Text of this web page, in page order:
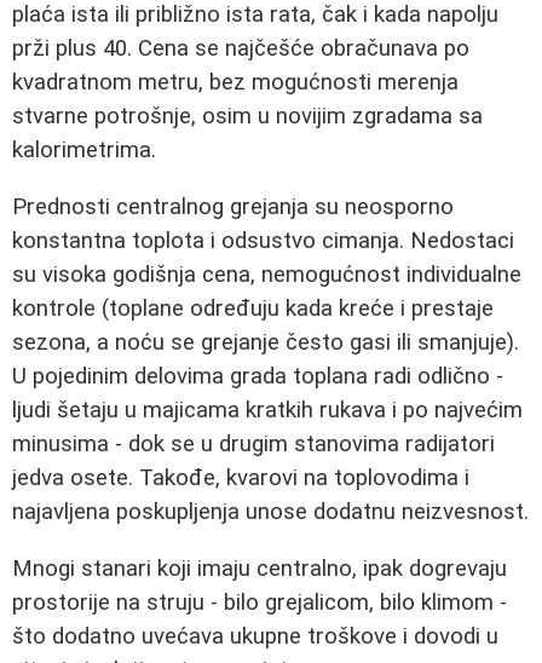
plaća ista ili približno ista rata, čak i kada napolju
prži plus 40. Cena se najčešće obračunava po
kvadratnom metru, bez mogućnosti merenja
stvarne potrošnje, osim u novijim zgradama sa
kalorimetrima.
Prednosti centralnog grejanja su neosporno
konstantna toplota i odsustvo cimanja. Nedostaci
su visoka godišnja cena, nemogućnost individualne
kontrole (toplane određuju kada kreće i prestaje
sezona, a noću se grejanje često gasi ili smanjuje).
U pojedinim delovima grada toplana radi odlično -
ljudi šetaju u majicama kratkih rukava i po najvećim
minusima - dok se u drugim stanovima radijatori
jedva osete. Takođe, kvarovi na toplovodima i
najavljena poskupljenja unose dodatnu neizvesnost.
Mnogi stanari koji imaju centralno, ipak dogrevaju
prostorije na struju - bilo grejalicom, bilo klimom -
što dodatno uvećava ukupne troškove i dovodi u